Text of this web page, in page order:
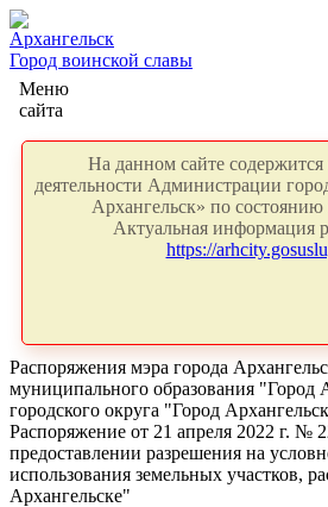
Архангельск
Город воинской славы
Меню
сайта
На данном сайте
деятельности Администрации
Архангельск» по состоянию
Актуальная информация
https://
Распоряжения мэра города
муниципального образования "Город
городского округа "Город
Распоряжение от 21 апреля 2022 г. №
предоставлении разрешения на
использования земельных участков,
Архангельске"